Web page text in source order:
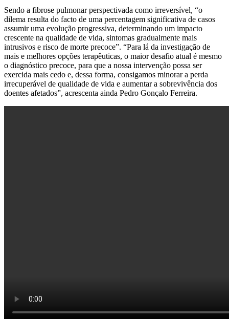
Sendo a fibrose pulmonar perspectivada como irreversível, “o
dilema resulta do facto de uma percentagem significativa de casos
assumir uma evolução progressiva, determinando um impacto
crescente na qualidade de vida, sintomas gradualmente mais
intrusivos e risco de morte precoce”. “Para lá da investigação de
mais e melhores opções terapêuticas, o maior desafio atual é mesmo
o diagnóstico precoce, para que a nossa intervenção possa ser
exercida mais cedo e, dessa forma, consigamos minorar a perda
irrecuperável de qualidade de vida e aumentar a sobrevivência dos
doentes afetados”, acrescenta ainda Pedro Gonçalo Ferreira.